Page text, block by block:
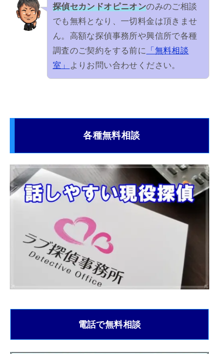
探偵セカンドオピニオンのみのご相談
でも無料となり、一切料金は頂きませ
ん。高額な探偵事務所や興信所で各種
調査のご契約をする前に 「無料相談
室」
よりお問い合わせください。
各種無料相談
電話で無料相談